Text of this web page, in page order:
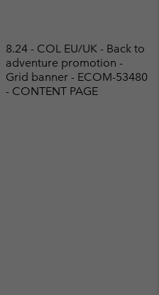
8.24 - COL EU/UK - Back to
adventure promotion -
Grid banner - ECOM-53480
- CONTENT PAGE